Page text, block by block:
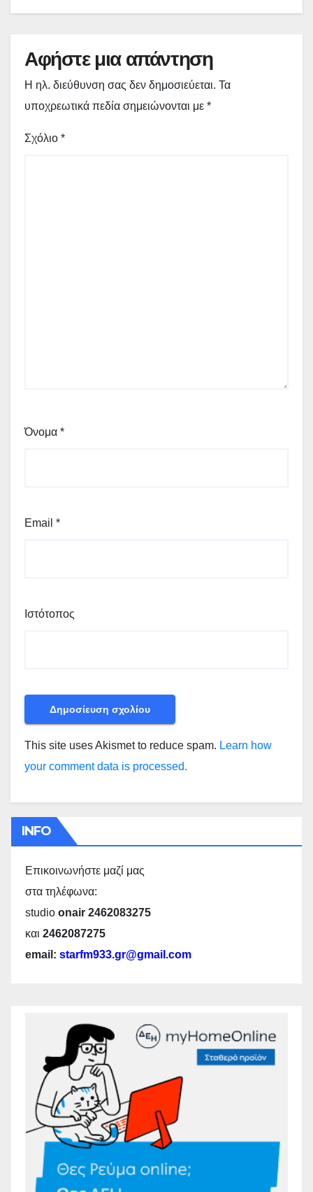
Αφήστε μια απάντηση
Η ηλ. διεύθυνση σας δεν δημοσιεύεται. Τα
υποχρεωτικά πεδία σημειώνονται με *
Σχόλιο *
Όνομα *
Email *
Ιστότοπος
This site uses Akismet to reduce spam. Learn how
your comment data is processed.
INFO
Επικοινωνήστε μαζί μας
στα τηλέφωνα:
studio onair 2462083275
και 2462087275
email: starfm933.gr@gmail.com